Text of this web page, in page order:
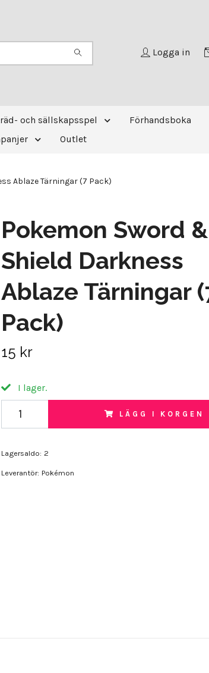
Logga in
och sällskapsspel Förhandsboka
Outlet
Ablaze Tärningar (7 Pack)
Pokemon Sword &
Shield Darkness
Ablaze Tärningar
Pack)
15 kr
I lager.
LÄGG I KORGEN
Lagersaldo: 2
Leverantör: Pokémon